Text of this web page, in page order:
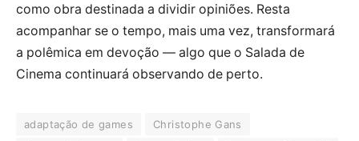
como obra destinada a dividir opiniões. Resta
acompanhar se o tempo, mais uma vez, transformará
a polêmica em devoção — algo que o Salada de
Cinema continuará observando de perto.
adaptação de games
Christophe Gans